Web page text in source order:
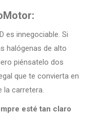
es innegociable. Si
halógenas de alto
piénsatelo dos
que te convierta en
la carretera.
esté tan claro